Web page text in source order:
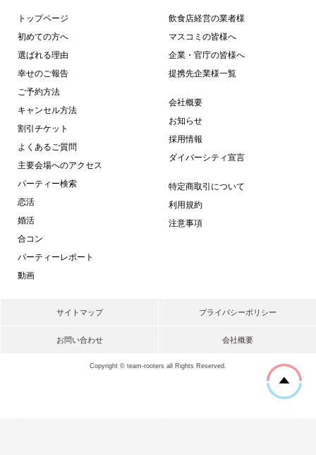
トップページ
初めての方へ
選ばれる理由
幸せのご報告
ご予約方法
キャンセル方法
割引チケット
よくあるご質問
主要会場へのアクセス
パーティー検索
恋活
婚活
合コン
パーティーレポート
動画
飲食店経営の業者様
マスコミの皆様へ
企業・官庁の皆様へ
提携先企業様一覧
会社概要
お知らせ
採用情報
ダイバーシティ宣言
特定商取引について
利用規約
注意事項
サイトマップ プライバシーポリシー
お問い合わせ 会社概要
Copyright © team-rooters all Rights Reserved.